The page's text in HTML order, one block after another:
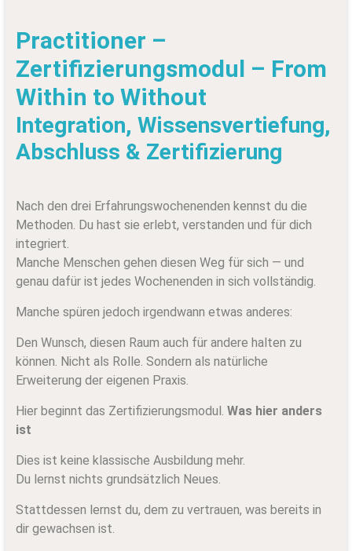
Practitioner –
Zertifizierungsmodul – From
Within to Without
Integration, Wissensvertiefung,
Abschluss & Zertifizierung
Nach den drei Erfahrungswochenenden kennst du die
Methoden. Du hast sie erlebt, verstanden und für dich
integriert.
Manche Menschen gehen diesen Weg für sich — und
genau dafür ist jedes Wochenenden in sich vollständig.
Manche spüren jedoch irgendwann etwas anderes:
Den Wunsch, diesen Raum auch für andere halten zu
können. Nicht als Rolle. Sondern als natürliche
Erweiterung der eigenen Praxis.
Hier beginnt das Zertifizierungsmodul. Was hier anders
ist
Dies ist keine klassische Ausbildung mehr.
Du lernst nichts grundsätzlich Neues.
Stattdessen lernst du, dem zu vertrauen, was bereits in
dir gewachsen ist.